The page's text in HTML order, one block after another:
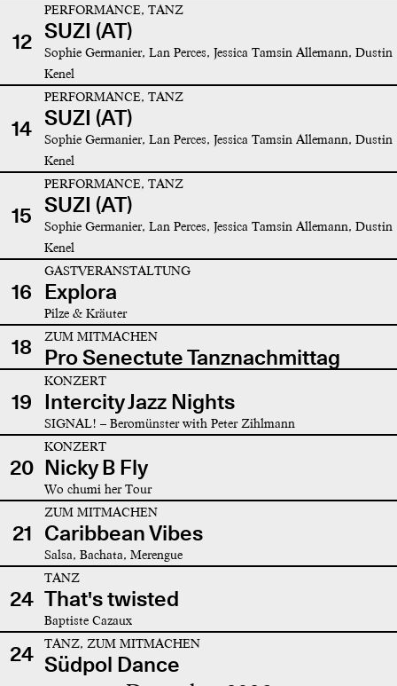
12
PERFORMANCE, TANZ
SUZI (AT)
Sophie Germanier, Lan Perces, Jessica Tamsin Allemann, Dustin
Kenel
14
PERFORMANCE, TANZ
SUZI (AT)
Sophie Germanier, Lan Perces, Jessica Tamsin Allemann, Dustin
Kenel
15
PERFORMANCE, TANZ
SUZI (AT)
Sophie Germanier, Lan Perces, Jessica Tamsin Allemann, Dustin
Kenel
16
GASTVERANSTALTUNG
Explora
Pilze & Kräuter
18 ZUM MITMACHEN
Pro Senectute Tanznachmittag
19
KONZERT
Intercity Jazz Nights
SIGNAL! – Beromünster with Peter Zihlmann
20
KONZERT
Nicky B Fly
Wo chumi her Tour
21
ZUM MITMACHEN
Caribbean Vibes
Salsa, Bachata, Merengue
24
TANZ
That's twisted
Baptiste Cazaux
24 TANZ, ZUM MITMACHEN
Südpol Dance